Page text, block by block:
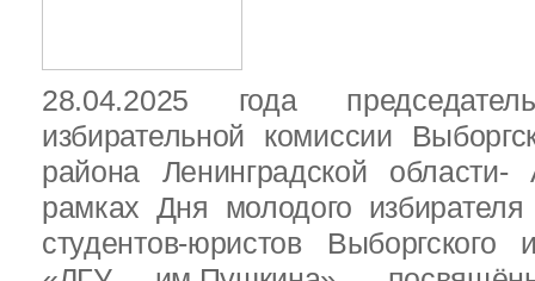
28.04.2025 года
избирательной комиссии
района Ленинградской
рамках Дня молодого
студентов-юристов Выборгского